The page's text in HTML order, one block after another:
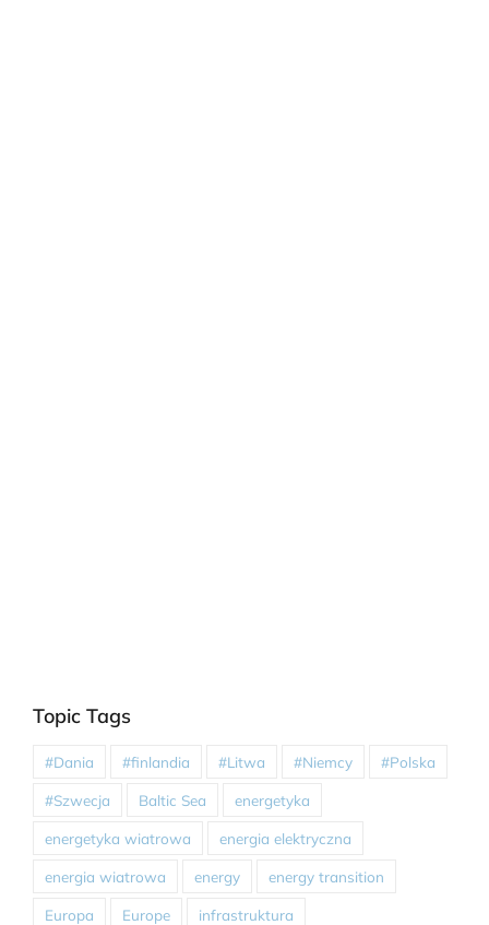
Topic Tags
#Dania #finlandia #Litwa #Niemcy #Polska
#Szwecja Baltic Sea energetyka
energetyka wiatrowa energia elektryczna
energia wiatrowa energy energy transition
Europa Europe infrastruktura